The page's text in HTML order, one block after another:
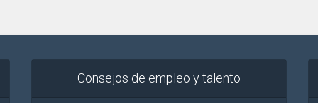
Consejos de empleo y talento